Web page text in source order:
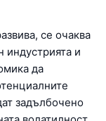
се очаква
индустрията и
да
задълбочено